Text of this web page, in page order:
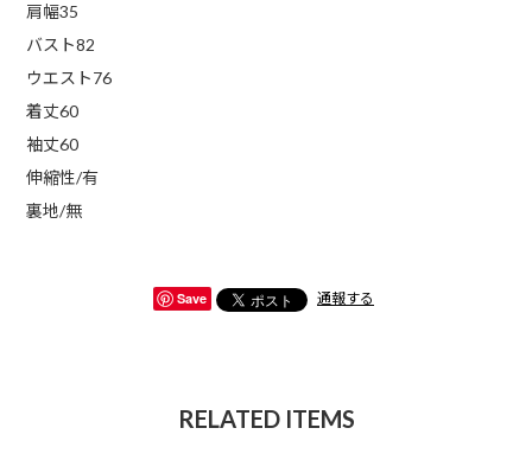
肩幅35
バスト82
ウエスト76
着丈60
袖丈60
伸縮性/有
裏地/無
Save 通報する
RELATED ITEMS